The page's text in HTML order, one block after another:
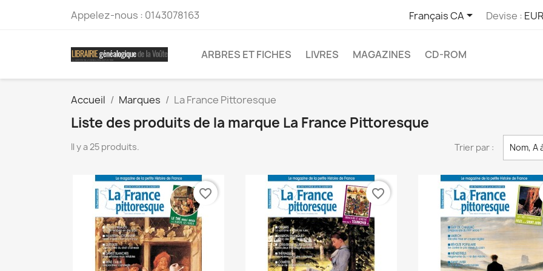
Appelez-nous : 0143078163 Français CA Devise :
ARBRES ET FICHES LIVRES MAGAZINES CD-ROM
Accueil Marques La France Pittoresque
Liste des produits de la marque La France Pittoresque
Il y a 25 produits. Trier par : Nom, A
favorite_border favorite_border